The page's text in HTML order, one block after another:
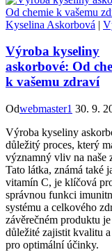
Kyselina Askorbová |
Výroba kyseliny
askorbové: Od
k vašemu zdraví
Odwebmaster1 30. 9.
Výroba kyseliny
důležitý proces, který
významný vliv na naše
Tato látka, známá také
vitamín C, je klíčová
správnou funkci
systému a celkového
závěrečném produktu je
důležité zajistit kvalitu
pro optimální účinky.